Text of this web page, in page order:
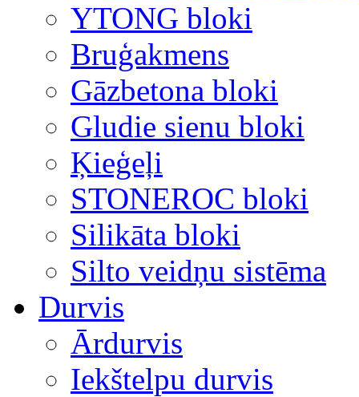
YTONG bloki
Bruģakmens
Gāzbetona bloki
Gludie sienu bloki
Ķieģeļi
STONEROC bloki
Silikāta bloki
Silto veidņu sistēma
Durvis
Ārdurvis
Iekštelpu durvis